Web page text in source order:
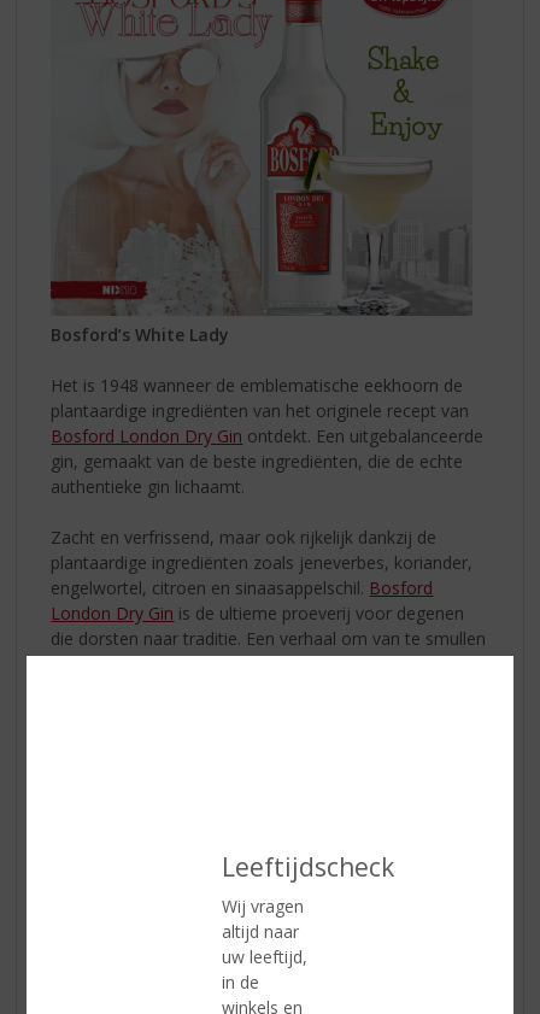
Leeftijdscheck
Wij vragen
altijd naar
uw leeftijd,
in de
winkels en
Bosford’s White Lady
Het is 1948 wanneer de emblematische eekhoorn de
plantaardige ingrediënten van het originele recept van
Bosford London Dry Gin ontdekt. ​​Een uitgebalanceerde
gin, gemaakt van de beste ingrediënten, die de echte
authentieke gin lichaamt.
Zacht en verfrissend, maar ook rijkelijk dankzij de
plantaardige ingrediënten zoals jeneverbes, koriander,
engelwortel, citroen en sinaasappelschil. Bosford
London Dry Gin is de ultieme proeverij voor degenen
die dorsten naar traditie. Een verhaal om van te smullen